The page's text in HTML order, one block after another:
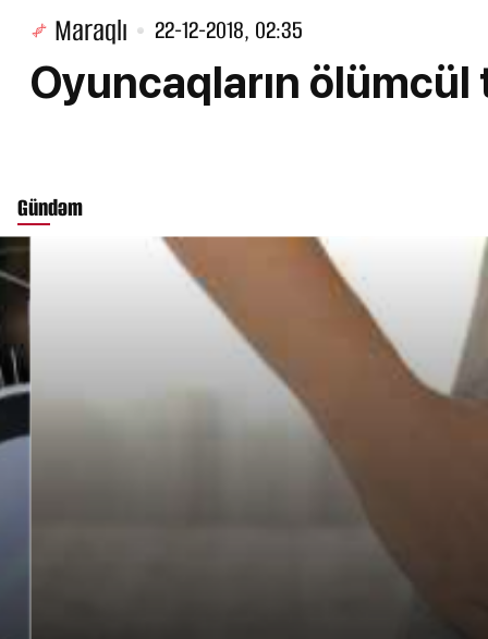
Maraqlı 22-12-2018, 02:35
Oyuncaqların
Gündəm